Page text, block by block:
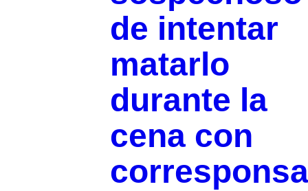
de intentar
matarlo
durante la
cena con